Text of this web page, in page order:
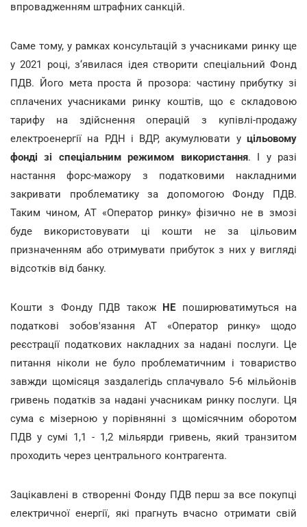
впровадженням штрафних санкцій.
Саме тому, у рамках консультацій з учасниками ринку ще
у 2021 році, з‘явилася ідея створити спеціальний Фонд
ПДВ. Його мета проста й прозора: частину прибутку зі
сплачених учасниками ринку коштів, що є складовою
тарифу на здійснення операцій з купівлі-продажу
електроенергії на РДН і ВДР, акумулювати у цільовому
фонді зі спеціальним режимом використання. І у разі
настання форс-мажору з податковими накладними
закривати проблематику за допомогою Фонду ПДВ.
Таким чином, АТ «Оператор ринку» фізично не в змозі
буде використовувати ці кошти не за цільовим
призначенням або отримувати прибуток з них у вигляді
відсотків від банку.
Кошти з Фонду ПДВ також НЕ поширюватимуться на
податкові зобов'язання АТ «Оператор ринку» щодо
реєстрації податкових накладних за надані послуги. Це
питання ніколи не було проблематичним і товариство
завжди щомісяця заздалегідь сплачувало 5-6 мільйонів
гривень податків за надані учасникам ринку послуги. Ця
сума є мізерною у порівнянні з щомісячним оборотом
ПДВ у сумі 1,1 - 1,2 мільярди гривень, який транзитом
проходить через центрального контрагента.
Зацікавлені в створенні Фонду ПДВ перш за все покупці
електричної енергії, які прагнуть вчасно отримати свій